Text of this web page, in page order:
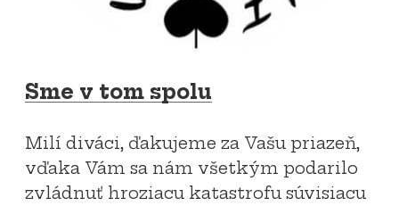
Sme v tom spolu
Milí diváci, ďakujeme za Vašu priazeň,
vďaka Vám sa nám všetkým podarilo
zvládnuť hroziacu katastrofu súvisiacu